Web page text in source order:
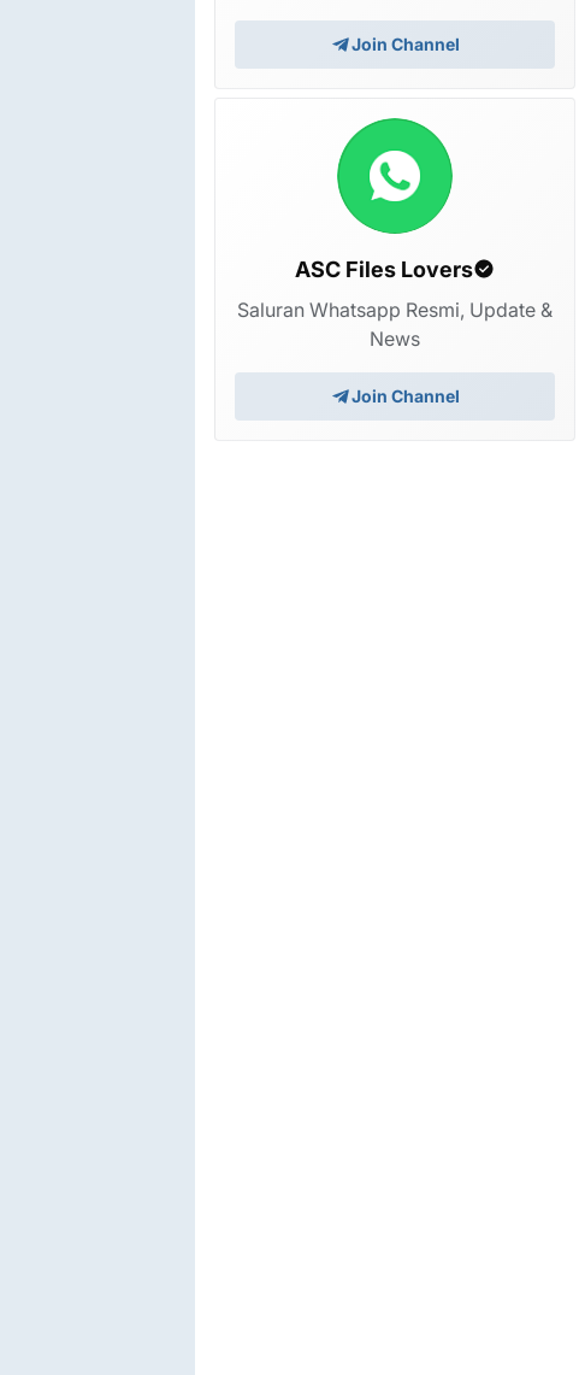
Join Channel
ASC Files Lovers
Saluran Whatsapp Resmi, Update &
News
Join Channel